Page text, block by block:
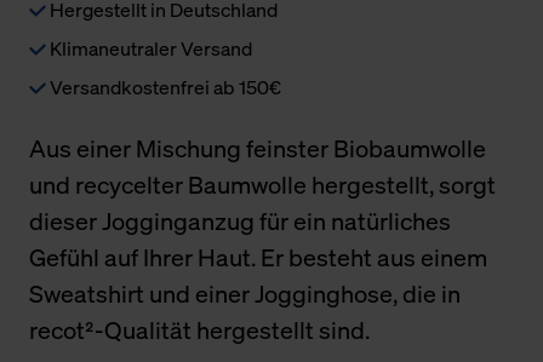
Hergestellt in Deutschland
Klimaneutraler Versand
Versandkostenfrei ab 150€
Aus einer Mischung feinster Biobaumwolle
und recycelter Baumwolle hergestellt, sorgt
dieser Jogginganzug für ein natürliches
Gefühl auf Ihrer Haut. Er besteht aus einem
Sweatshirt und einer Jogginghose, die in
recot²-Qualität hergestellt sind.